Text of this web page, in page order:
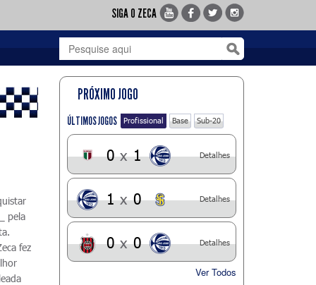
SIGA O ZECA
pela
fez
PRÓXIMO JOGO
ÚLTIMOS JOGOS Profissional Base Sub-20
0 x 1 Detalhes
1 x 0 Detalhes
0 x 0 Detalhes
Ver Todos